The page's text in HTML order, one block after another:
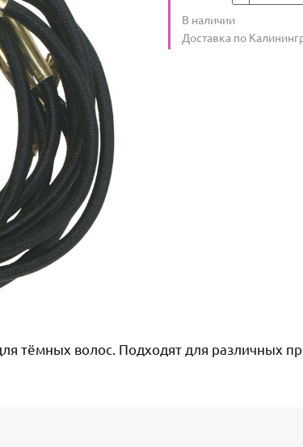
Количество
В наличии
Условия доставки
Доставка по
тёмных волос. Подходят для различных